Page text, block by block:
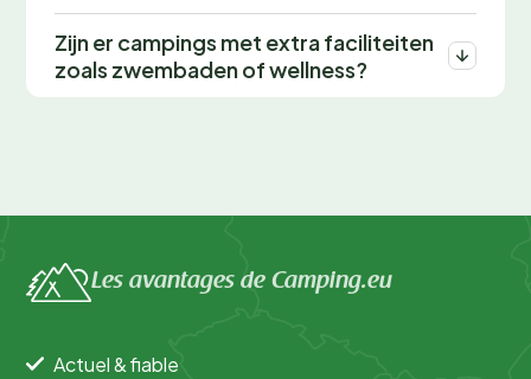
Zijn er campings met extra faciliteiten
zoals zwembaden of wellness?
Les avantages de Camping.eu
Actuel & fiable